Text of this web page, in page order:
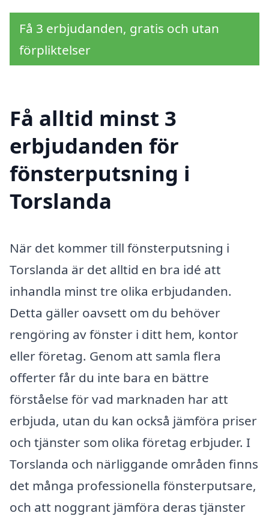
Få 3 erbjudanden, gratis och utan
förpliktelser
Få alltid minst 3
erbjudanden för
fönsterputsning i
Torslanda
När det kommer till fönsterputsning i
Torslanda är det alltid en bra idé att
inhandla minst tre olika erbjudanden.
Detta gäller oavsett om du behöver
rengöring av fönster i ditt hem, kontor
eller företag. Genom att samla flera
offerter får du inte bara en bättre
förståelse för vad marknaden har att
erbjuda, utan du kan också jämföra priser
och tjänster som olika företag erbjuder. I
Torslanda och närliggande områden finns
det många professionella fönsterputsare,
och att noggrant jämföra deras tjänster